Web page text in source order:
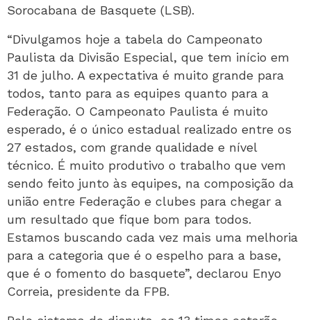
Sorocabana de Basquete (LSB).
“Divulgamos hoje a tabela do Campeonato
Paulista da Divisão Especial, que tem início em
31 de julho. A expectativa é muito grande para
todos, tanto para as equipes quanto para a
Federação. O Campeonato Paulista é muito
esperado, é o único estadual realizado entre os
27 estados, com grande qualidade e nível
técnico. É muito produtivo o trabalho que vem
sendo feito junto às equipes, na composição da
união entre Federação e clubes para chegar a
um resultado que fique bom para todos.
Estamos buscando cada vez mais uma melhoria
para a categoria que é o espelho para a base,
que é o fomento do basquete”, declarou Enyo
Correia, presidente da FPB.